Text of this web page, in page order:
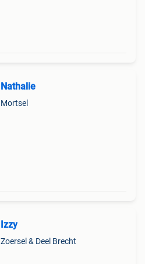
Nathalie
Mortsel
Izzy
Zoersel & Deel Brecht